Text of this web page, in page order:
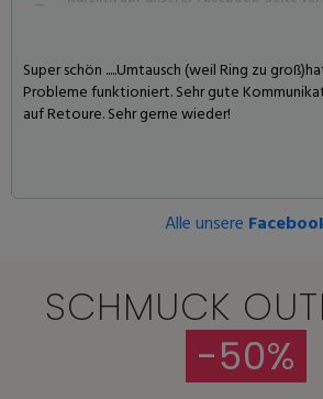
Super schön .....Umtausch (weil Ring zu
Probleme funktioniert. Sehr gute
auf Retoure. Sehr gerne wieder!
Alle unsere
SCHMUCK
-50%